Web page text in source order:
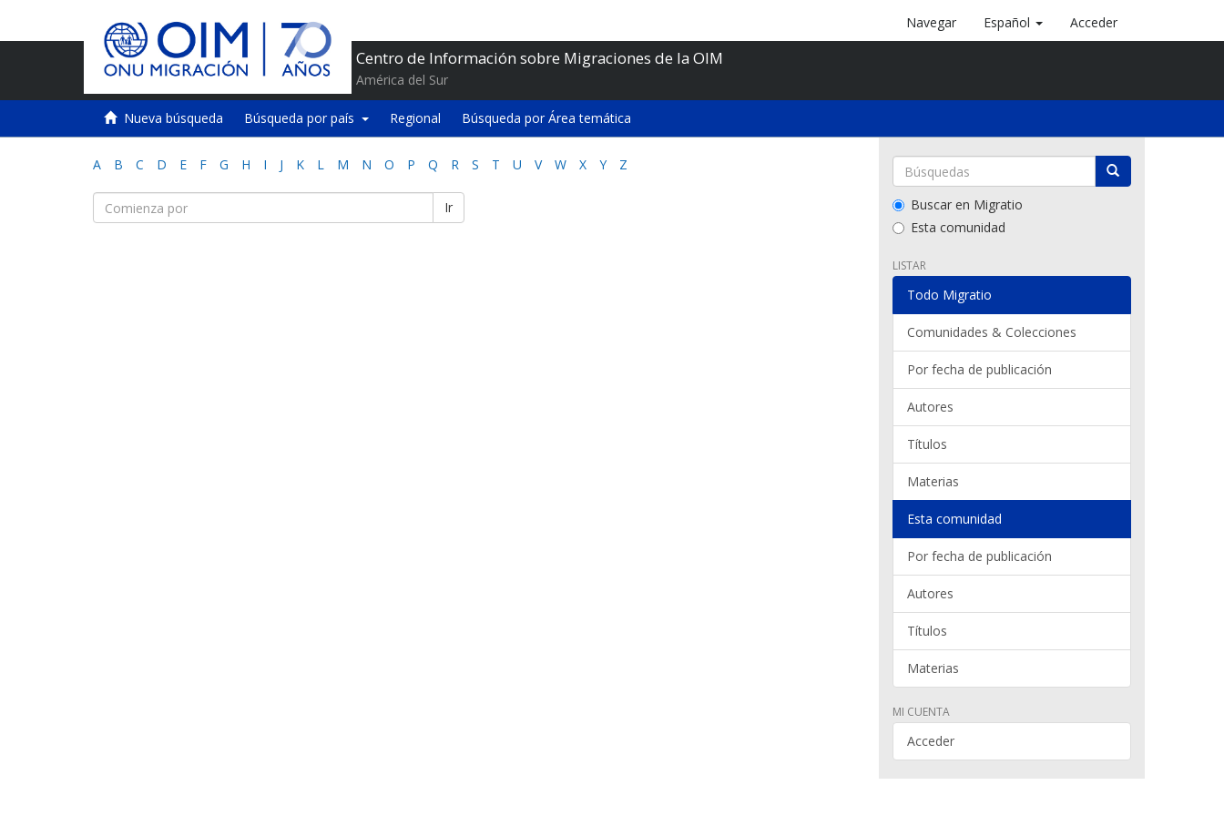
Centro de Información sobre Migraciones de la OIM
América del Sur
Navegar Español Acceder
Nueva búsqueda Búsqueda por país Regional Búsqueda por Área temática
A B C D E F G H I J K L M N O P Q R S T U V W X Y Z
Ir
Buscar en Migratio
Esta comunidad
LISTAR
Todo Migratio
Comunidades & Colecciones
Por fecha de publicación
Autores
Títulos
Materias
Esta comunidad
Por fecha de publicación
Autores
Títulos
Materias
MI CUENTA
Acceder